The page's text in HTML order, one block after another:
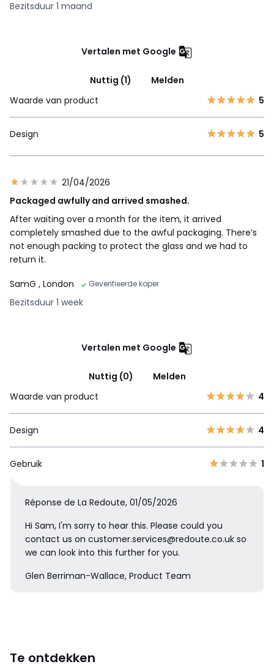
Bezitsduur 1 maand
Vertalen met Google
Nuttig (1)
Melden
Waarde van product
5
Design 5
21/04/2026
Packaged awfully and arrived smashed.
After waiting over a month for the item, it arrived
completely smashed due to the awful packaging. There’s
not enough packing to protect the glass and we had to
return it.
SamG , London Geverifieerde koper
Bezitsduur 1 week
Vertalen met Google
Nuttig (0)
Melden
Waarde van product
4
Design 4
Gebruik 1
Réponse de La Redoute, 01/05/2026
Hi Sam, I'm sorry to hear this. Please could you
contact us on customer.services@redoute.co.uk so
we can look into this further for you.
Glen Berriman-Wallace, Product Team
Te ontdekken